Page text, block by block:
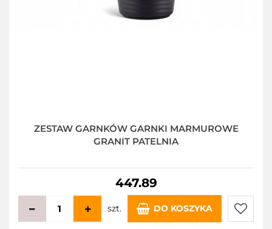
ZESTAW GARNKÓW GARNKI MARMUROWE
GRANIT PATELNIA
447.89
szt. DO KOSZYKA